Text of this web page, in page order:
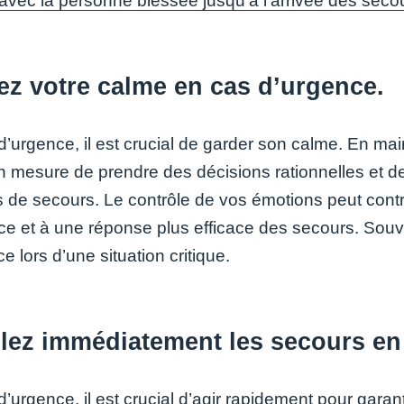
votre calme en cas d’urgence.
il est crucial de garder son calme. En
mesure de prendre des décisions rationnelles et
de secours. Le contrôle de vos émotions peut
et à une réponse plus efficace des secours.
lors d’une situation critique.
immédiatement les secours
il est crucial d’agir rapidement pour